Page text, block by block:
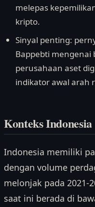
melepas
kripto.
Sinyal penting:
Bappebti mengenai
perusahaan aset
indikator awal arah
Konteks Indonesia
Indonesia memiliki
dengan volume
melonjak pada 2021-
saat ini berada di